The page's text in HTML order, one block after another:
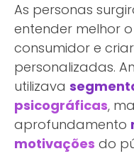
As personas
entender melhor
consumidor e
personalizadas.
utilizava
psicográficas,
aprofundamento
motivações do